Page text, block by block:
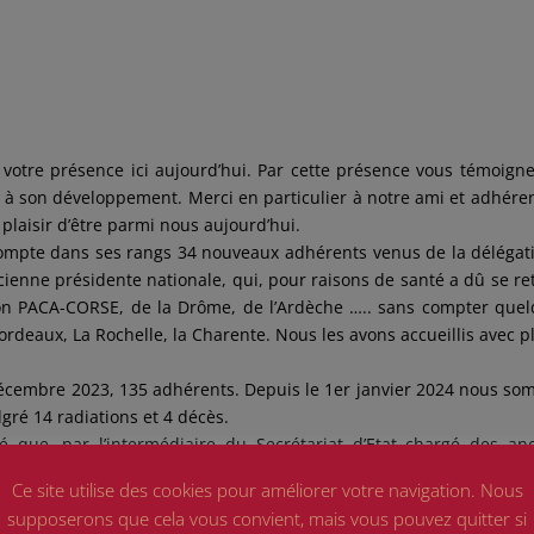
présence ici aujourd’hui. Par cette présence vous
son développement. Merci en particulier à notre ami et
d’être parmi nous aujourd’hui.
dans ses rangs 34 nouveaux adhérents venus de la
présidente nationale, qui, pour raisons de santé a dû se
CORSE, de la Drôme, de l’Ardèche ….. sans compter
La Rochelle, la Charente. Nous les avons accueillis avec
2023, 135 adhérents. Depuis le 1er janvier 2024 nous
14 radiations et 4 décès.
que, par l’intermédiaire du Secrétariat d’Etat chargé des
tant leurs besoins financiers ponctuels que pour
d’aide financière sont toujours à disposition soit à
Ce site utilise des cookies pour améliorer votre navigation. Nous
supposerons que cela vous convient, mais vous pouvez quitter si